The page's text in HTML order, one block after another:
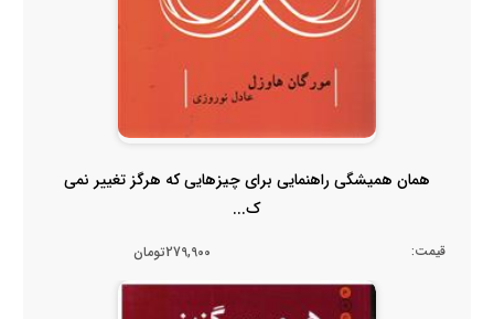
همان همیشگی راهنمایی برای چیزهایی که هرگز تغییر نمی
ک...
قیمت: 279,900تومان